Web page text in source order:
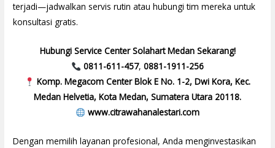
terjadi—jadwalkan servis rutin atau hubungi tim mereka untuk
konsultasi gratis.
Hubungi Service Center Solahart Medan Sekarang!
0811-611-457, 0881-1911-256
Komp. Megacom Center Blok E No. 1-2, Dwi Kora, Kec.
Medan Helvetia, Kota Medan, Sumatera Utara 20118.
www.citrawahanalestari.com
Dengan memilih layanan profesional, Anda menginvestasikan